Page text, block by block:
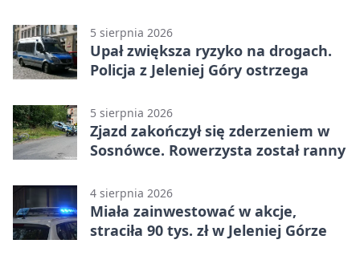
5 sierpnia 2026
Upał zwiększa ryzyko na drogach.
Policja z Jeleniej Góry ostrzega
5 sierpnia 2026
Zjazd zakończył się zderzeniem w
Sosnówce. Rowerzysta został ranny
4 sierpnia 2026
Miała zainwestować w akcje,
straciła 90 tys. zł w Jeleniej Górze